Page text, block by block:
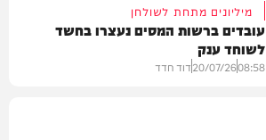
מיליונים מתחת לשולחן
עובדים ברשות המסים נעצרו בחשד
לשוחד ענק
08:58
20/07/26דוד חדד